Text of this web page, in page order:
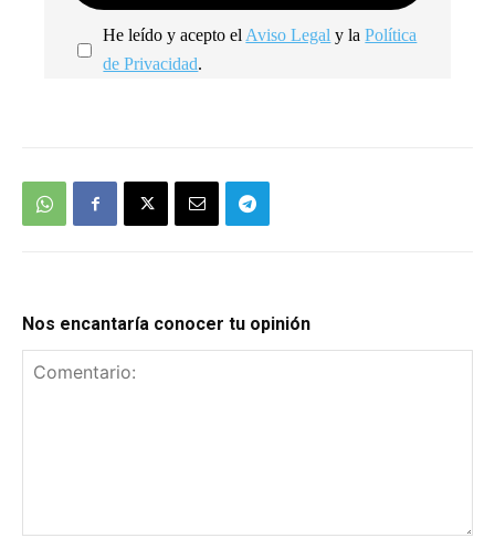
He leído y acepto el Aviso Legal y laPolítica
de Privacidad.
Nos encantaría conocer tu opinión